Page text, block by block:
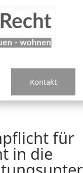
Kontakt
für
in die